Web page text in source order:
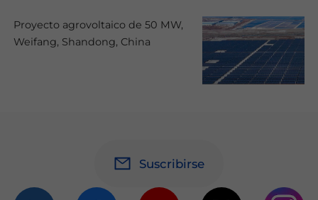
Proyecto agrovoltaico de 50 MW,
Weifang, Shandong, China
Suscribirse